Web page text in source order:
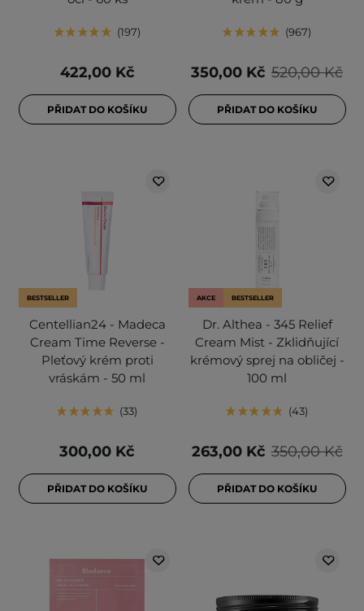
197
422,00 Kč
PŘIDAT DO KOŠÍKU
967
520,00 Kč
350,00 Kč
PŘIDAT DO KOŠÍKU
BESTSELLER
Centellian24 - Madeca
Cream Time Reverse -
Pleťový krém proti
vráskám - 50 ml
33
300,00 Kč
PŘIDAT DO KOŠÍKU
AKCE BESTSELLER
Dr. Althea - 345 Relief
Cream Mist - Zklidňující
krémový sprej na obličej -
100 ml
43
350,00 Kč
263,00 Kč
PŘIDAT DO KOŠÍKU